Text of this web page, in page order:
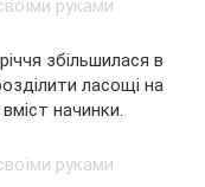
збільшилася в
ласощі на
начинки.